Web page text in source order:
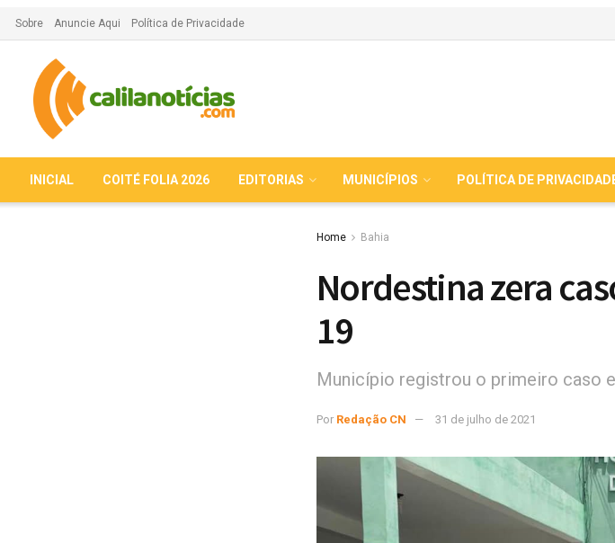
Sobre Anuncie Aqui Política de Privacidade
INICIAL COITÉ FOLIA 2026 EDITORIAS MUNICÍPIOS POLÍTICA DE
Home Bahia
Nordestina zera
19
Município registrou o primeiro caso
Por Redação CN 31 de julho de 2021